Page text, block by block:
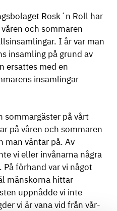
Rosk´n Roll har
och sommaren
I år var man
insamling på grund av
ersattes med en
insamlingar
sommargäster på vårt
på våren och sommaren
man väntar på. Av
vi eller invånarna några
förhand var vi något
mänskorna hittar
uppnådde vi inte
vi är vana vid från vår-